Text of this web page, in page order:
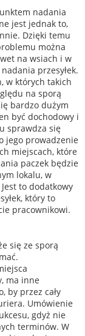
nadania
jest jednak to,
Dzięki temu
można
na wsiach i w
przesyłek.
w których takich
na sporą
bardzo dużym
być dochodowy i
sprawdza się
jego prowadzenie
miejscach, które
paczek będzie
lokalu, w
to dodatkowy
który to
pracownikowi.
się ze sporą
ma inne
by przez cały
Umówienie
gdyż nie
terminów. W